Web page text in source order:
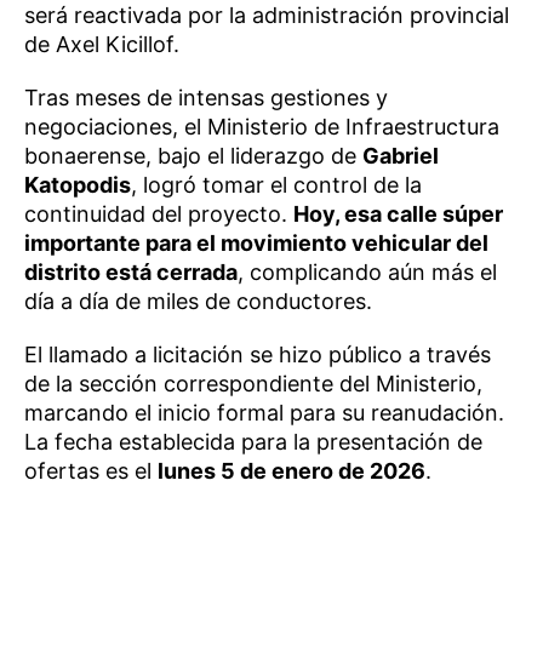
será reactivada por la administración provincial
de Axel Kicillof.
Tras meses de intensas gestiones y
negociaciones, el Ministerio de Infraestructura
bonaerense, bajo el liderazgo de Gabriel
Katopodis, logró tomar el control de la
continuidad del proyecto. Hoy, esa calle súper
importante para el movimiento vehicular del
distrito está cerrada, complicando aún más el
día a día de miles de conductores.
El llamado a licitación se hizo público a través
de la sección correspondiente del Ministerio,
marcando el inicio formal para su reanudación.
La fecha establecida para la presentación de
ofertas es el lunes 5 de enero de 2026.